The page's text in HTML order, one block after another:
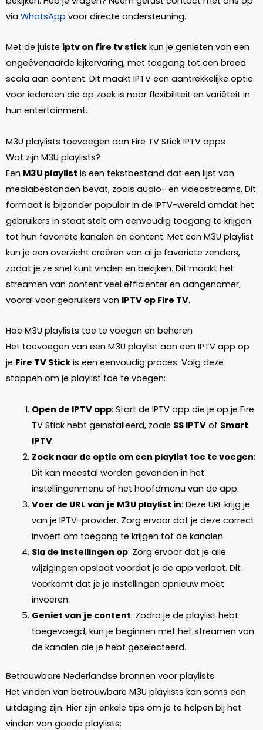
via WhatsApp voor directe ondersteuning.
Met de juiste iptv on fire tv stick kun je genieten van een
ongeëvenaarde kijkervaring, met toegang tot een breed
scala aan content. Dit maakt IPTV een aantrekkelijke optie
voor iedereen die op zoek is naar flexibiliteit en variëteit in
hun entertainment.
M3U playlists toevoegen aan Fire TV Stick IPTV apps
Wat zijn M3U playlists?
Een M3U playlist is een tekstbestand dat een lijst van
mediabestanden bevat, zoals audio- en videostreams. Dit
formaat is bijzonder populair in de IPTV-wereld omdat het
gebruikers in staat stelt om eenvoudig toegang te krijgen
tot hun favoriete kanalen en content. Met een M3U playlist
kun je een overzicht creëren van al je favoriete zenders,
zodat je ze snel kunt vinden en bekijken. Dit maakt het
streamen van content veel efficiënter en aangenamer,
vooral voor gebruikers van IPTV op Fire TV.
Hoe M3U playlists toe te voegen en beheren
Het toevoegen van een M3U playlist aan een IPTV app op
je Fire TV Stick is een eenvoudig proces. Volg deze
stappen om je playlist toe te voegen:
Open de IPTV app: Start de IPTV app die je op je Fire
TV Stick hebt geïnstalleerd, zoals SS IPTVof Smart
IPTV.
Zoek naar de optie om een playlist toe te voegen:
Dit kan meestal worden gevonden in het
instellingenmenu of het hoofdmenu van de app.
Voer de URL van je M3U playlist in: Deze URL krijg je
van je IPTV-provider. Zorg ervoor dat je deze correct
invoert om toegang te krijgen tot de kanalen.
Sla de instellingen op: Zorg ervoor dat je alle
wijzigingen opslaat voordat je de app verlaat. Dit
voorkomt dat je je instellingen opnieuw moet
invoeren.
Geniet van je content: Zodra je de playlist hebt
toegevoegd, kun je beginnen met het streamen van
de kanalen die je hebt geselecteerd.
Betrouwbare Nederlandse bronnen voor playlists
Het vinden van betrouwbare M3U playlists kan soms een
uitdaging zijn. Hier zijn enkele tips om je te helpen bij het
vinden van goede playlists: